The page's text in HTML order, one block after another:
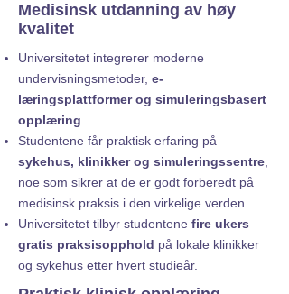
Medisinsk utdanning av høy
kvalitet
Universitetet integrerer moderne
undervisningsmetoder, e-
læringsplattformer og simuleringsbasert
opplæring
Studentene får praktisk erfaring på
sykehus, klinikker og simuleringssentre
noe som sikrer at de er godt forberedt på
medisinsk praksis i den virkelige verden.
Universitetet tilbyr studentene fire ukers
gratis praksisopphold på lokale klinikker
og sykehus etter hvert studieår.